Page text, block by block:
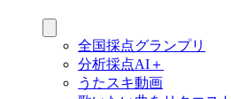
全国採点グランプリ
分析採点AI＋
うたスキ動画